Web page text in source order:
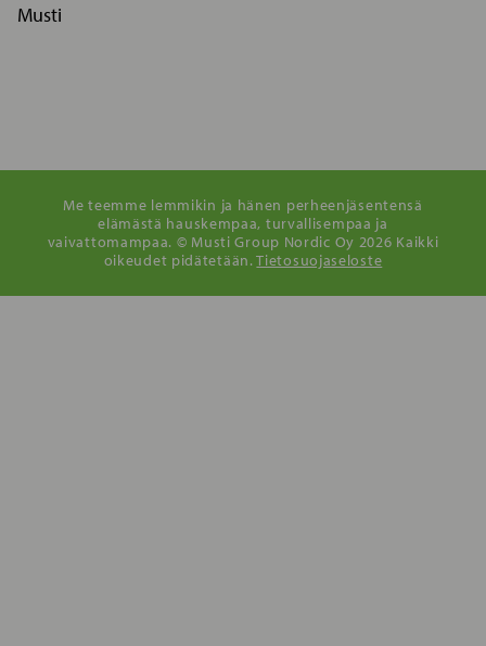
Musti
Me teemme lemmikin ja hänen perheenjäsentensä
elämästä hauskempaa, turvallisempaa ja
vaivattomampaa. © Musti Group Nordic Oy 2026 Kaikki
oikeudet pidätetään.Tietosuojaseloste